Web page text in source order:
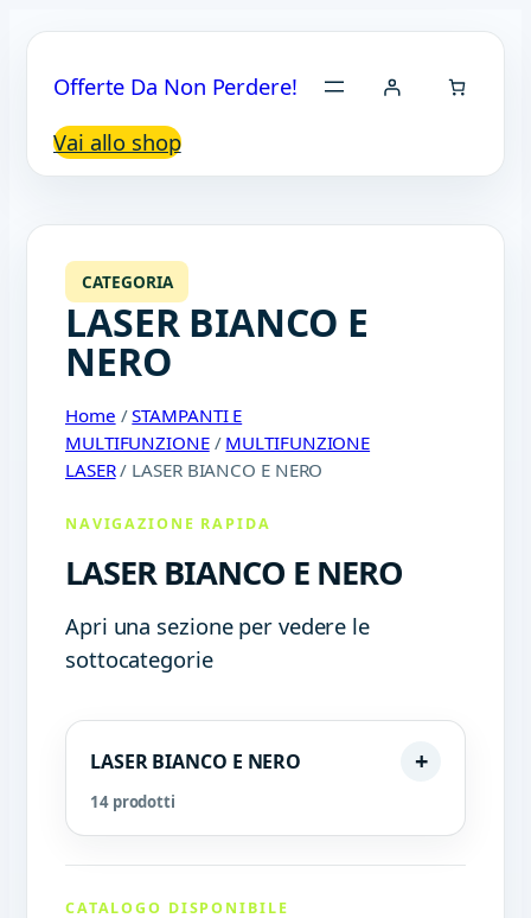
Offerte Da Non Perdere!
Vai allo shop
CATEGORIA
LASER BIANCO E
NERO
Home /STAMPANTI E
MULTIFUNZIONE/ MULTIFUNZIONE
LASER/ LASER BIANCO E NERO
NAVIGAZIONE RAPIDA
LASER BIANCO E NERO
Apri una sezione per vedere le
sottocategorie
LASER BIANCO E NERO
14 prodotti
CATALOGO DISPONIBILE